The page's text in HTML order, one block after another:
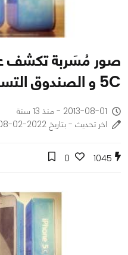
5C و الصندوق التسويقي الخاص به
2013-08-01 - منذ 13 سنة
اخر تحديث - بتاريخ 2022-02-08
1045
0